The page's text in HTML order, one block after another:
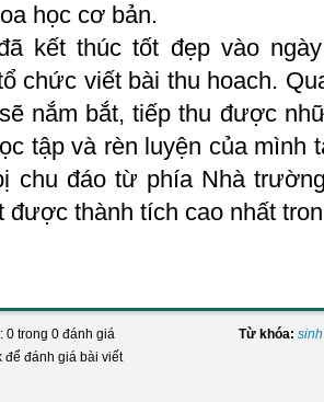
học cơ bản.
kết thúc tốt đẹp vào
chức viết bài thu hoach.
nắm bắt, tiếp thu được
tập và rèn luyện của mình
chu đáo từ phía Nhà
được thành tích cao nhất
0 trong 0 đánh giá
để đánh giá bài viết
Từ khóa: